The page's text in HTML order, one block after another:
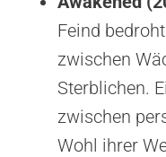
Feind
zwischen
Sterblichen.
zwischen
Wohl ihrer